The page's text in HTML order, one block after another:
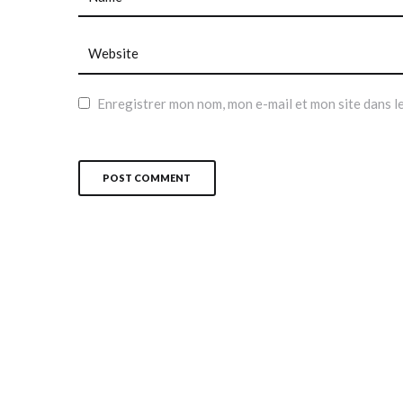
Enregistrer mon nom, mon e-mail et mon site dans